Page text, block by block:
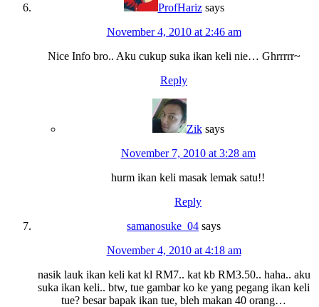
ProfHariz says
November 4, 2010 at 2:46 am
Nice Info bro.. Aku cukup suka ikan keli nie… Ghrrrrr~
Reply
Zik says
November 7, 2010 at 3:28 am
hurm ikan keli masak lemak satu!!
Reply
samanosuke_04 says
November 4, 2010 at 4:18 am
nasik lauk ikan keli kat kl RM7.. kat kb RM3.50.. haha.. aku
suka ikan keli.. btw, tue gambar ko ke yang pegang ikan keli
tue? besar bapak ikan tue, bleh makan 40 orang…